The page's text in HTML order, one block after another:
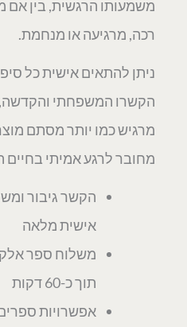
משמעותו הרגשית, בין אם
רכה, מרגיעה או מנחמת.
ניתן להתאים אישית כל
הקשרו המשפחתי
מרגיש כמו יותר מסתם
מחובר לרגע אמיתי בחיים
הקשר גיבור
אישית מלאה
משלוח ספר
תוך כ-60 דקות
אפשרויות